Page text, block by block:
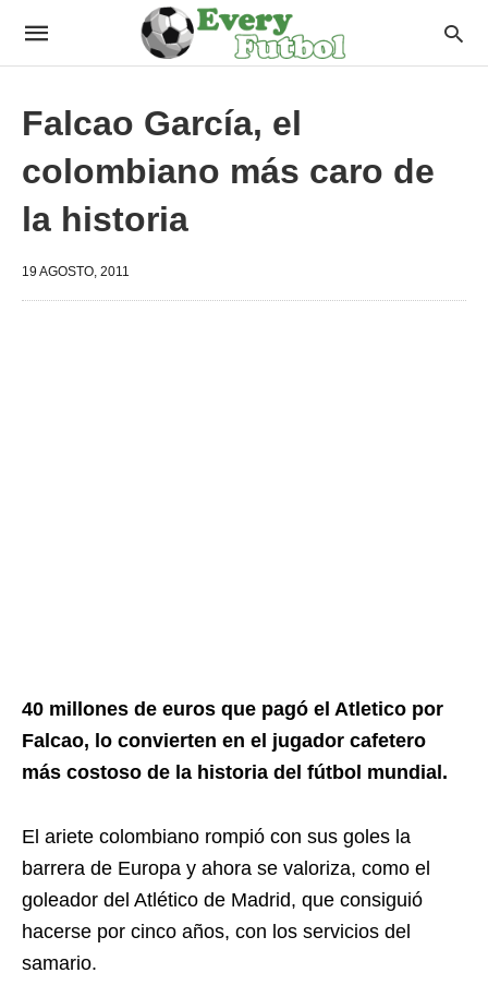
Falcao García, el
colombiano más caro de
la historia
19 AGOSTO, 2011
40 millones de euros que pagó el Atletico por
Falcao, lo convierten en el jugador cafetero
más costoso de la historia del fútbol mundial.
El ariete colombiano rompió con sus goles la
barrera de Europa y ahora se valoriza, como el
goleador del Atlético de Madrid, que consiguió
hacerse por cinco años, con los servicios del
samario.